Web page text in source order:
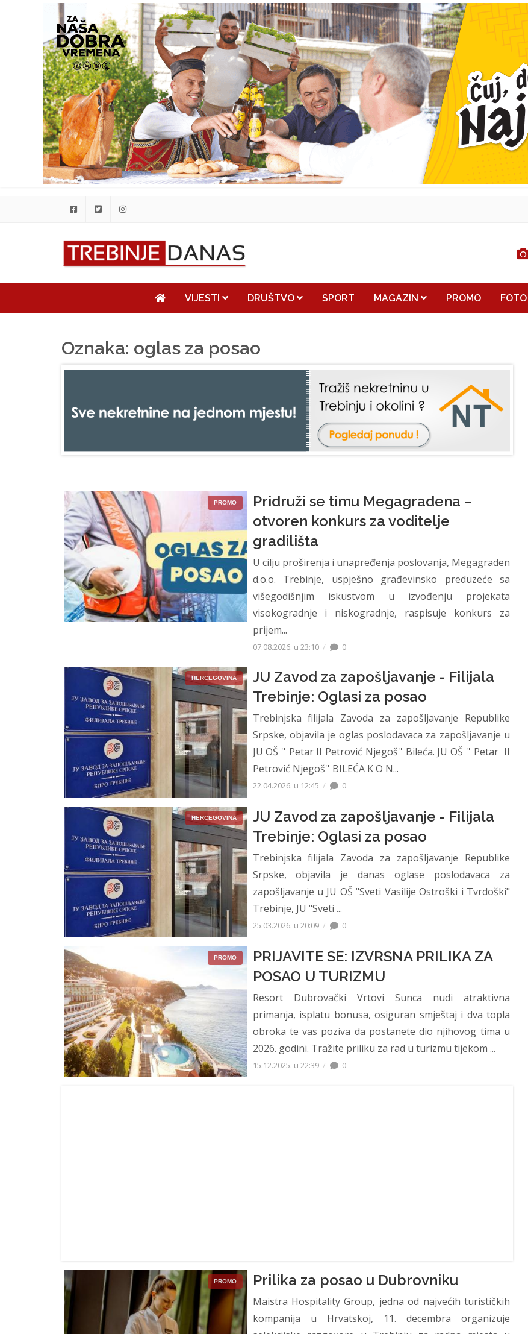
VIJESTI DRUŠTVO SPORT MAGAZIN PROMO FOTO
Oznaka: oglas za posao
PROMO
Pridruži se timu Megagradena –
otvoren konkurs za voditelje
gradilišta
U cilju proširenja i unapređenja poslovanja, Megagraden
d.o.o. Trebinje, uspješno građevinsko preduzeće sa
višegodišnjim iskustvom u izvođenju projekata
visokogradnje i niskogradnje, raspisuje konkurs za
prijem...
07.08.2026. u 23:10 0
HERCEGOVINA
JU Zavod za zapošljavanje - Filijala
Trebinje: Oglasi za posao
Trebinjska filijala Zavoda za zapošljavanje Republike
Srpske, objavila je oglas poslodavaca za zapošljavanje u
JU OŠ '' Petar II Petrović Njegoš'' Bileća. JU OŠ '' Petar II
Petrović Njegoš'' BILEĆA K O N...
22.04.2026. u 12:45 0
HERCEGOVINA
JU Zavod za zapošljavanje - Filijala
Trebinje: Oglasi za posao
Trebinjska filijala Zavoda za zapošljavanje Republike
Srpske, objavila je danas oglase poslodavaca za
zapošljavanje u JU OŠ "Sveti Vasilije Ostroški i Tvrdoški"
Trebinje, JU "Sveti ...
25.03.2026. u 20:09 0
PROMO
PRIJAVITE SE: IZVRSNA PRILIKA ZA
POSAO U TURIZMU
Resort Dubrovački Vrtovi Sunca nudi atraktivna
primanja, isplatu bonusa, osiguran smještaj i dva topla
obroka te vas poziva da postanete dio njihovog tima u
2026. godini. Tražite priliku za rad u turizmu tijekom ...
15.12.2025. u 22:39 0
PROMO Prilika za posao u Dubrovniku
Maistra Hospitality Group, jedna od najvećih turističkih
kompanija u Hrvatskoj, 11. decembra organizuje